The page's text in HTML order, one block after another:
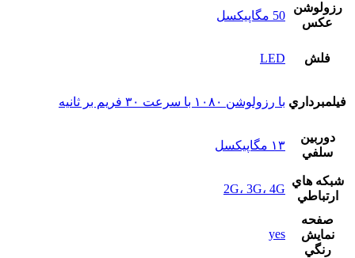
رزولوشن
عکس
50 مگاپیکسل
فلش LED
فيلمبرداري با رزولوشن ۱۰۸۰ با سرعت ۳۰ فریم بر ثانیه
دوربين
سلفي
۱۳ مگاپیکسل
شبکه هاي
ارتباطي
2G، 3G، 4G
صفحه
نمايش
رنگي
yes